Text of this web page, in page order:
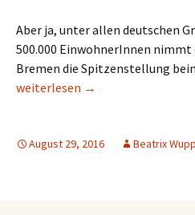
Aber ja, unter allen deutschen
500.000 EinwohnerInnen nimmt
Bremen die Spitzenstellung
Kennen Sie Bremen?
weiterlesen →
August 29, 2016 Beatrix